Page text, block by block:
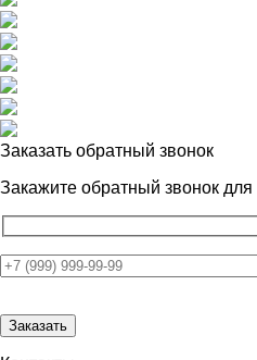
Заказать обратный звонок
Закажите обратный звонок для